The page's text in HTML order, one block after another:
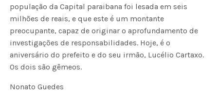
população da Capital paraibana foi lesada em seis
milhões de reais, e que este é um montante
preocupante, capaz de originar o aprofundamento de
investigações de responsabilidades. Hoje, é o
aniversário do prefeito e do seu irmão, Lucélio Cartaxo.
Os dois são gêmeos.
Nonato Guedes